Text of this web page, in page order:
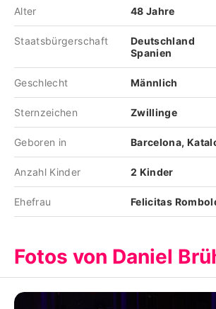
Alter 48 Jahre
Staatsbürgerschaft
Deutschland
Spanien
Geschlecht Männlich
Sternzeichen Zwillinge
Geboren in Barcelona,
Anzahl Kinder 2 Kinder
Ehefrau Felicitas
Fotos von Daniel